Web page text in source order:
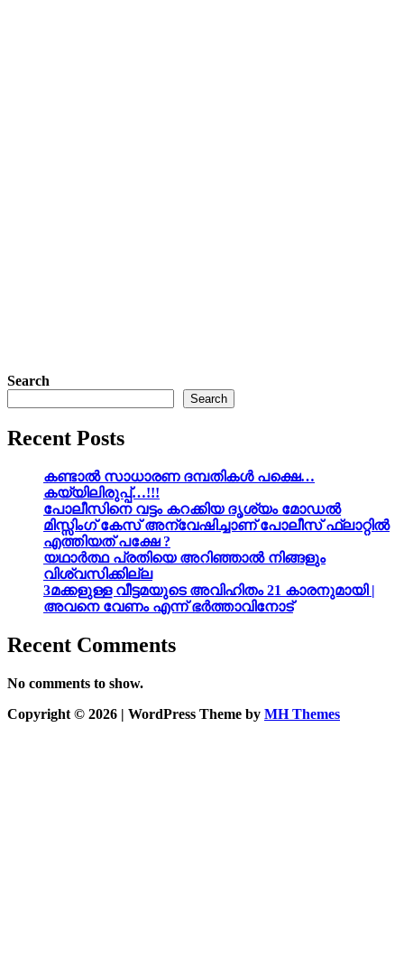
Search
Search
Recent Posts
കണ്ടാൽ സാധാരണ ദമ്പതികൾ പക്ഷെ…
കയ്യിലിരുപ്പ്…!!!
പോലീസിനെ വട്ടം കറക്കിയ ദൃശ്യം മോഡല്‍
മിസ്സിംഗ് കേസ് അന്വേഷിച്ചാണ് പോലീസ് ഫ്ലാറ്റിൽ
എത്തിയത് പക്ഷേ ?
യഥാർത്ഥ പ്രതിയെ അറിഞ്ഞാൽ നിങ്ങളും
വിശ്വസിക്കില്ല
3മക്കളുള്ള വീട്ടമയുടെ അവിഹിതം 21 കാരനുമായി |
അവനെ വേണം എന്ന് ഭർത്താവിനോട്
Recent Comments
No comments to show.
Copyright © 2026 | WordPress Theme by MH Themes